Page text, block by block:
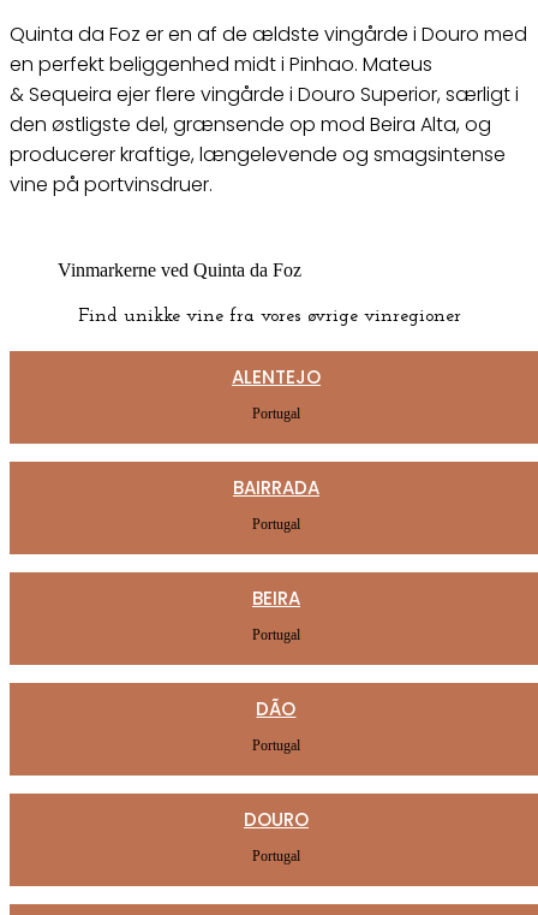
Quinta da Foz eren af de ældste vingårde i Douro med
en perfekt beliggenhed midt i Pinhao. Mateus
&Sequeira ejer flere vingårde i Douro Superior, særligt i
den østligste del, grænsende op mod Beira Alta, og
producerer kraftige, længelevende og smagsintense
vine på portvinsdruer.
Vinmarkerne ved Quinta da Foz
Find unikke vine fra vores øvrige vinregioner
ALENTEJO
Portugal
BAIRRADA
Portugal
BEIRA
Portugal
DÃO
Portugal
DOURO
Portugal